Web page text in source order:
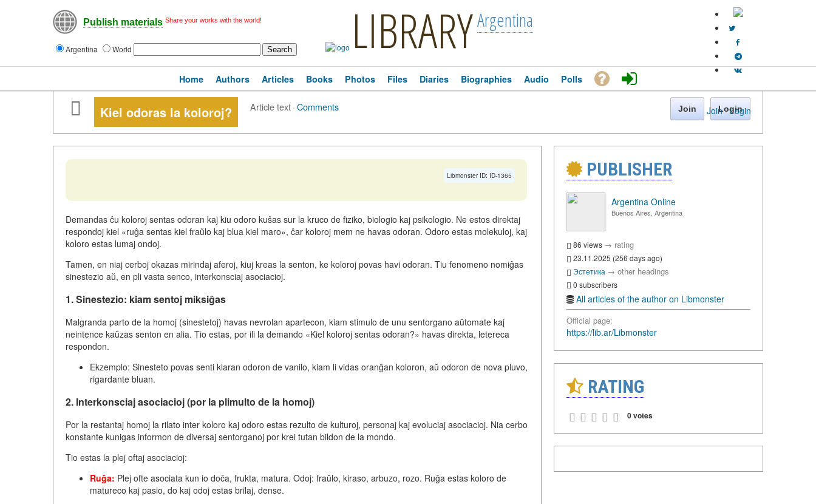
Publish materials Share your works with the world!
Argentina World LIBRARYArgentina
Join · Login
Home Authors Articles Books Photos Files Diaries Biographies Audio Polls
Kiel odoras la koloroj? Article text·Comments Join Login
Libmonster ID: ID-1365
Demandas ĉu koloroj sentas odoran kaj kiu odoro kuŝas sur la kruco de fiziko, biologio kaj psikologio. Ne estos direktaj
respondoj kiel «ruĝa sentas kiel fraŭlo kaj blua kiel maro», ĉar koloroj mem ne havas odoran. Odoro estas molekuloj, kaj
koloro estas lumaj ondoj.
Tamen, en niaj cerboj okazas mirindaj aferoj, kiuj kreas la senton, ke koloroj povas havi odoran. Tiu fenomeno nomiĝas
sinestezio aŭ, en pli vasta senco, interkonsciaj asociacioj.
1. Sinestezio: kiam sentoj miksiĝas
Malgranda parto de la homoj (sinestetoj) havas nevrolan apartecon, kiam stimulo de unu sentorgano aŭtomate kaj
neintence kaŭzas senton en alia. Tio estas, por ili la demando «Kiel koloroj sentas odoran?» havas direkta, letereca
respondon.
Ekzemplo: Sinesteto povas senti klaran odoron de vanilo, kiam li vidas oranĝan koloron, aŭ odoron de nova pluvo,
rigardante bluan.
2. Interkonsciaj asociacioj (por la plimulto de la homoj)
Por la restantaj homoj la rilato inter koloro kaj odoro estas rezulto de kulturoj, personaj kaj evoluciaj asociacioj. Nia cerbo
konstante kunigas informon de diversaj sentorganoj por krei tutan bildon de la mondo.
Tio estas la plej oftaj asociacioj:
Ruĝa: Plej ofte asociata kun io doĉa, frukta, matura. Odoj: fraŭlo, kiraso, arbuzo, rozo. Ruĝa estas koloro de
matureco kaj pasio, do kaj odoj estas brilaj, dense.
PUBLISHER
Argentina Online
Buenos Aires, Argentina
86 views → rating
23.11.2025 (256 days ago)
Эстетика → other headings
0 subscribers
All articles of the author on Libmonster
Official page:
https://lib.ar/Libmonster
RATING
0 votes